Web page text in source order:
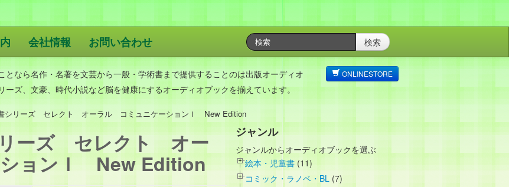
会社情報 お問い合わせ 検索
となら名作・名著を文芸から一般・学術書まで提供することのは出版オーディオ
ーズ、文豪、時代小説など脳を健康にするオーディオブックを揃えています。
ONLINESTORE
シリーズ セレクト オーラル コミュニケーションＩ New Edition
リーズ セレクト オー
ョンＩ New Edition
ジャンル
ジャンルからオーディオブックを選ぶ
絵本・児童書 (11)
コミック・ラノベ・BL (7)